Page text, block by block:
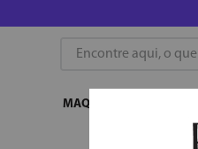
Encontre aqui, o que
MAQUIAGEM